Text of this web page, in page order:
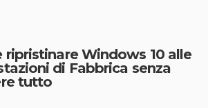
ripristinare Windows 10 alle
di Fabbrica senza
tutto